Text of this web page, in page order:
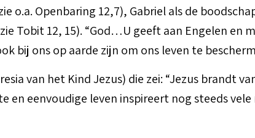
o.a. Openbaring 12,7), Gabriel als de
Tobit 12, 15). “God…U geeft aan Engelen en
bij ons op aarde zijn om ons leven te
van het Kind Jezus) die zei: “Jezus brandt
en eenvoudige leven inspireert nog steeds